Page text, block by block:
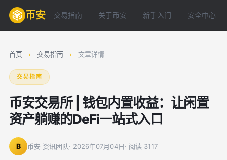
币安 交易指南 关于币安 新手入门 安全中心
首页 › 交易指南 › 文章详情
交易指南
币安交易所 | 钱包内置收益：让闲置
资产躺赚的DeFi一站式入口
B 币安 资讯团队· 2026年07月04日· 阅读 3117